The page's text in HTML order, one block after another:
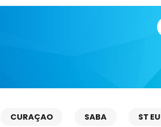
CURAÇAO SABA ST